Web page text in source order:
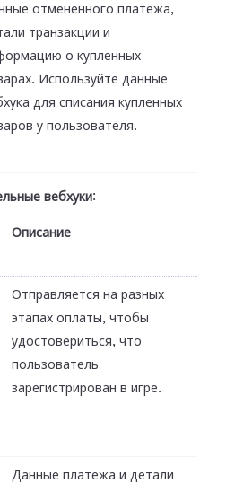
отмененного платежа,
транзакции и
о купленных
Используйте данные
для списания купленных
у пользователя.
вебхуки:
Описание
Отправляется на разных
этапах оплаты, чтобы
удостовериться, что
пользователь
зарегистрирован в игре.
Данные платежа и детали